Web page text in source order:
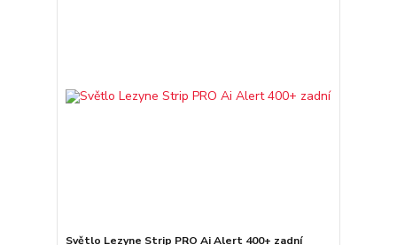
Světlo Lezyne Strip PRO Ai Alert 400+ zadní